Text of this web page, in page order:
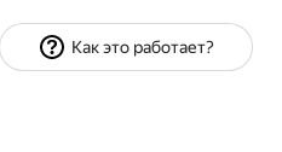
Как это работает?